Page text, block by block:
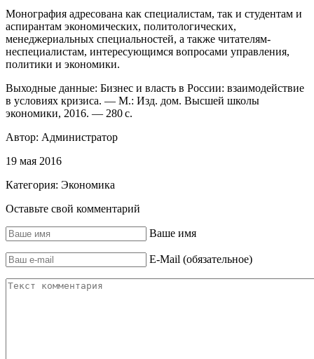
Монография адресована как специалистам, так и студентам и
аспирантам экономических, политологических,
менеджериальных специальностей, а также читателям-
неспециалистам, интересующимся вопросами управления,
политики и экономики.
Выходные данные: Бизнес и власть в России: взаимодействие
в условиях кризиса. — М.: Изд. дом. Высшей школы
экономики, 2016. — 280 с.
Автор: Администратор
19 мая 2016
Категория: Экономика
Оставьте свой комментарий
Ваше имя
E-Mail (обязательное)